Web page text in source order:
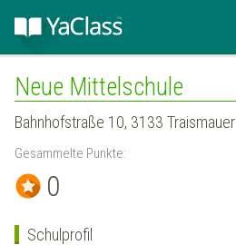
Neue Mittelschule
Bahnhofstraße 10, 3133 Traismauer
Gesammelte Punkte:
0
Schulprofil